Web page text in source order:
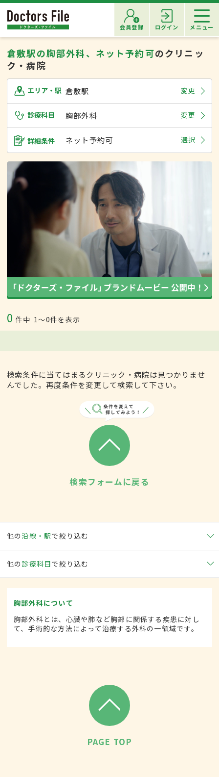
会員登録 ログイン メニュー
倉敷駅の胸部外科、ネット予約可のクリニッ
ク・病院
エリア・駅 倉敷駅 変更
診療科目 胸部外科 変更
詳細条件 ネット予約可 選択
0 件中 1〜0件を表示
検索条件に当てはまるクリニック・病院は見つかりませ
んでした。再度条件を変更して検索して下さい。
検索フォームに戻る
他の沿線・駅で絞り込む
他の 診療科目で絞り込む
胸部外科について
胸部外科とは、心臓や肺など胸部に関係する疾患に対し
て、手術的な方法によって治療する外科の一領域です。
PAGE TOP